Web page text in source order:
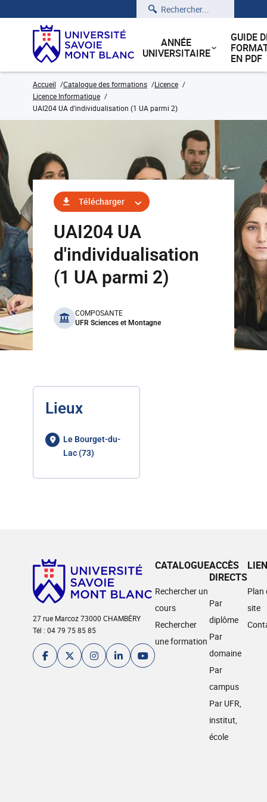
Rechercher
ANNÉE
UNIVERSITAIRE
GUIDE
EN PDF
Accueil Catalogue des formations
Licence
Licence Informatique
UAI204 UA d'individualisation (1 UA parmi 2)
Télécharger
UAI204 UA
d'individualisation
(1 UA parmi 2)
benefits
COMPOSANTE
UFR Sciences et Montagne
Lieux
Le Bourget-du-
Lac (73)
27 rue Marcoz 73000 CHAMBÉRY
Tél : 04 79 75 85 85
CATALOGUE
Rechercher un
cours
Rechercher
une formation
ACCÈS
DIRECTS
Par
diplôme
Par
domaine
Par
campus
Par UFR,
institut,
école
Plan
site